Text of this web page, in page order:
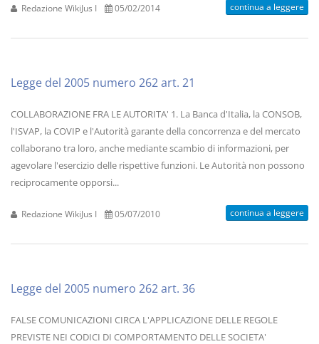
Redazione WikiJus I 05/02/2014 continua a leggere
Legge del 2005 numero 262 art. 21
COLLABORAZIONE FRA LE AUTORITA' 1. La Banca d'Italia, la CONSOB,
l'ISVAP, la COVIP e l'Autorità garante della concorrenza e del mercato
collaborano tra loro, anche mediante scambio di informazioni, per
agevolare l'esercizio delle rispettive funzioni. Le Autorità non possono
reciprocamente opporsi...
Redazione WikiJus I 05/07/2010 continua a leggere
Legge del 2005 numero 262 art. 36
FALSE COMUNICAZIONI CIRCA L'APPLICAZIONE DELLE REGOLE
PREVISTE NEI CODICI DI COMPORTAMENTO DELLE SOCIETA'